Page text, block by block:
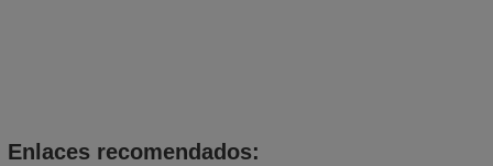
Enlaces recomendados: